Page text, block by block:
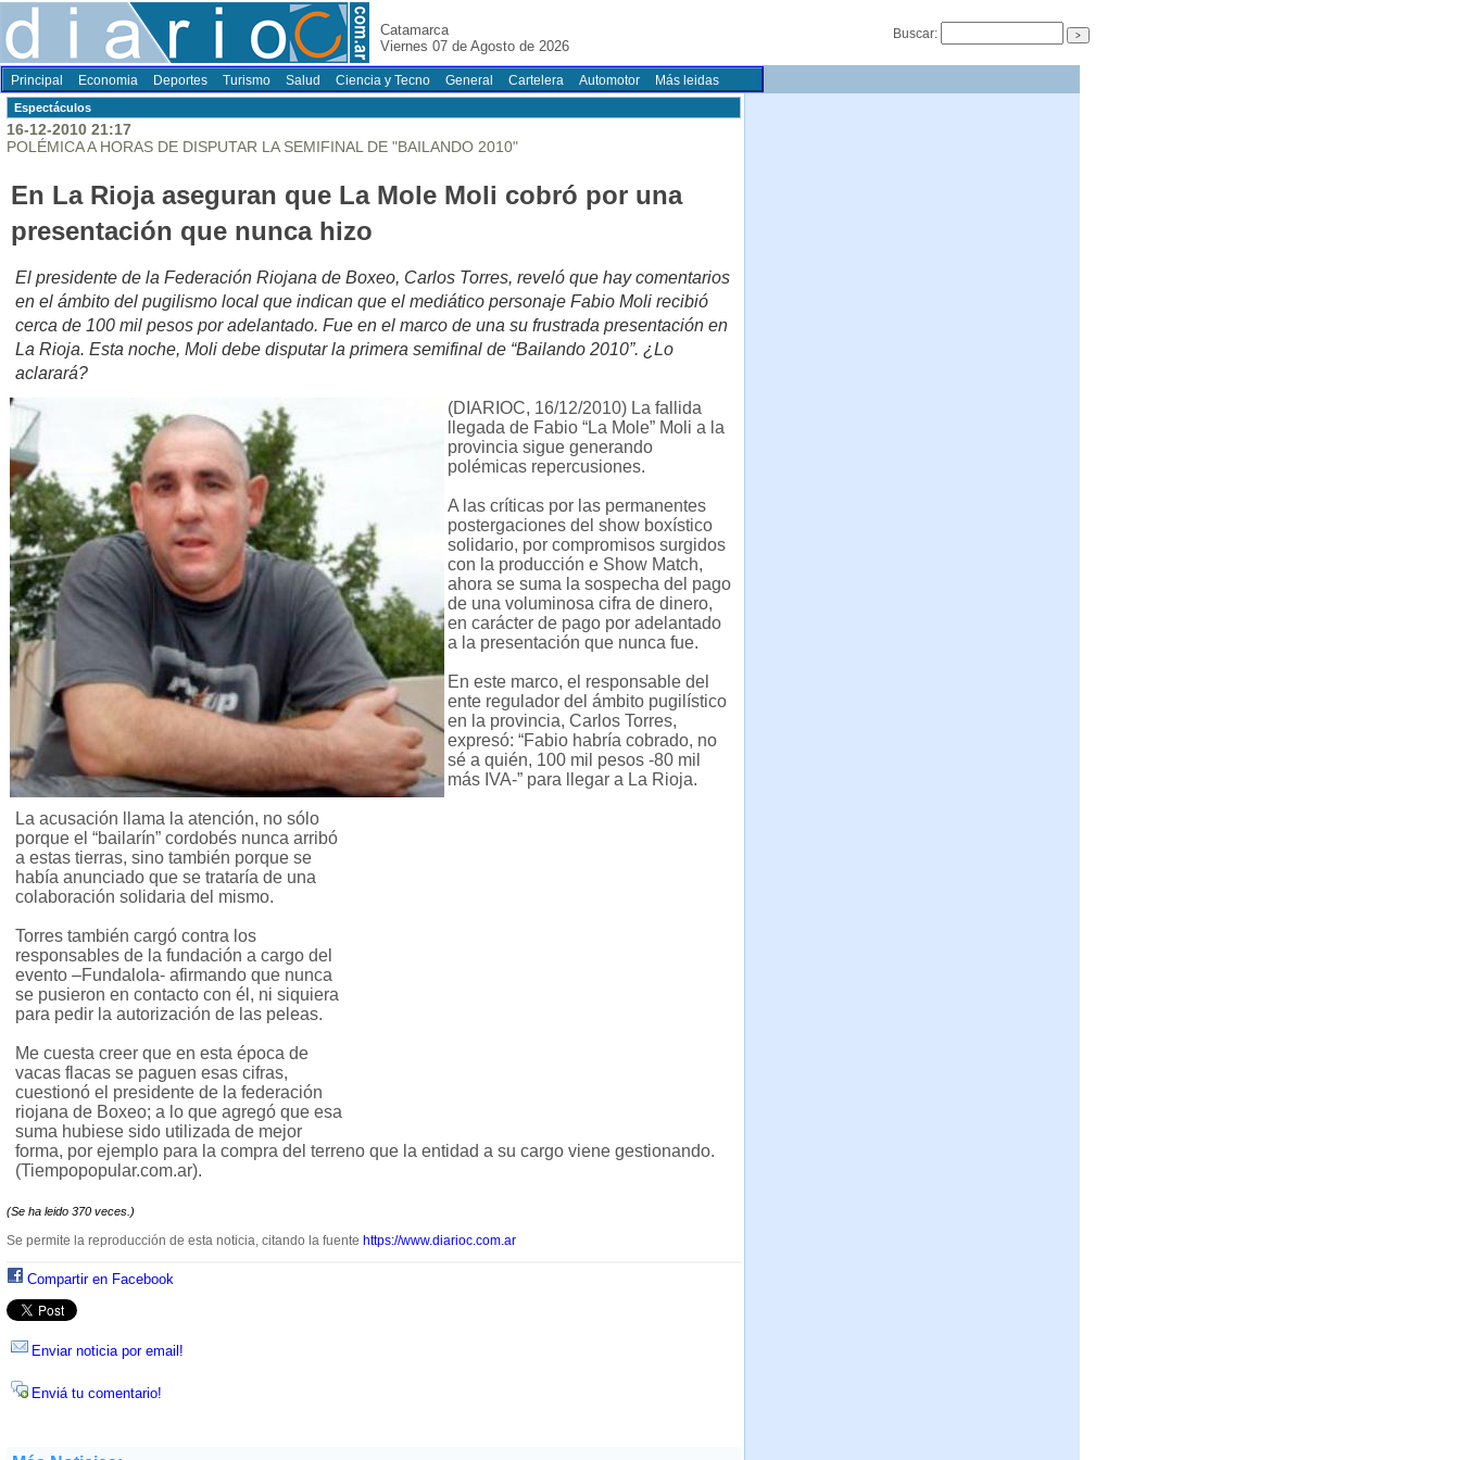
Catamarca
Viernes 07 de Agosto de 2026
Buscar:
Principal Economia Deportes Turismo Salud Ciencia y Tecno General Cartelera Automotor Más leidas
Espectáculos
16-12-2010 21:17
POLÉMICA A HORAS DE DISPUTAR LA SEMIFINAL DE "BAILANDO 2010"
En La Rioja aseguran que La Mole Moli cobró por una
presentación que nunca hizo
El presidente de la Federación Riojana de Boxeo, Carlos Torres, reveló que hay comentarios
en el ámbito del pugilismo local que indican que el mediático personaje Fabio Moli recibió
cerca de 100 mil pesos por adelantado. Fue en el marco de una su frustrada presentación en
La Rioja. Esta noche, Moli debe disputar la primera semifinal de “Bailando 2010”. ¿Lo
aclarará?
(DIARIOC, 16/12/2010) La fallida
llegada de Fabio “La Mole” Moli a la
provincia sigue generando
polémicas repercusiones.
A las críticas por las permanentes
postergaciones del show boxístico
solidario, por compromisos surgidos
con la producción e Show Match,
ahora se suma la sospecha del pago
de una voluminosa cifra de dinero,
en carácter de pago por adelantado
a la presentación que nunca fue.
En este marco, el responsable del
ente regulador del ámbito pugilístico
en la provincia, Carlos Torres,
expresó: “Fabio habría cobrado, no
sé a quién, 100 mil pesos -80 mil
más IVA-” para llegar a La Rioja.
La acusación llama la atención, no sólo
porque el “bailarín” cordobés nunca arribó
a estas tierras, sino también porque se
había anunciado que se trataría de una
colaboración solidaria del mismo.
Torres también cargó contra los
responsables de la fundación a cargo del
evento –Fundalola- afirmando que nunca
se pusieron en contacto con él, ni siquiera
para pedir la autorización de las peleas.
Me cuesta creer que en esta época de
vacas flacas se paguen esas cifras,
cuestionó el presidente de la federación
riojana de Boxeo; a lo que agregó que esa
suma hubiese sido utilizada de mejor
forma, por ejemplo para la compra del terreno que la entidad a su cargo viene gestionando.
(Tiempopopular.com.ar).
(Se ha leido 370 veces.)
Se permite la reproducción de esta noticia, citando la fuente https://www.diarioc.com.ar
Compartir en Facebook
Enviar noticia por email!
Enviá tu comentario!